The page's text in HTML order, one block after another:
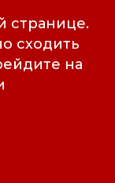
странице.
сходить
на